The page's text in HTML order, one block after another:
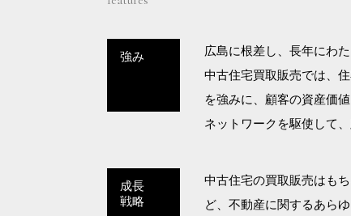
強み
広島に根差し、長年にわ
中古住宅買取販売では、
を強みに、顧客の資産価
ネットワークを駆使して
成長
戦略
中古住宅の買取販売はも
ど、不動産に関するあら